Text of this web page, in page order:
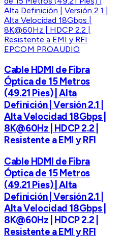
EPCOM PROAUDIO
Cable HDMI de Fibra
Óptica de 15 Metros
(49.21 Pies) | Alta
Definición | Versión 2.1 |
Alta Velocidad 18Gbps |
8K@60Hz | HDCP 2.2 |
Resistente a EMI y RFI
Cable HDMI de Fibra
Óptica de 15 Metros
(49.21 Pies) | Alta
Definición | Versión 2.1 |
Alta Velocidad 18Gbps |
8K@60Hz | HDCP 2.2 |
Resistente a EMI y RFI